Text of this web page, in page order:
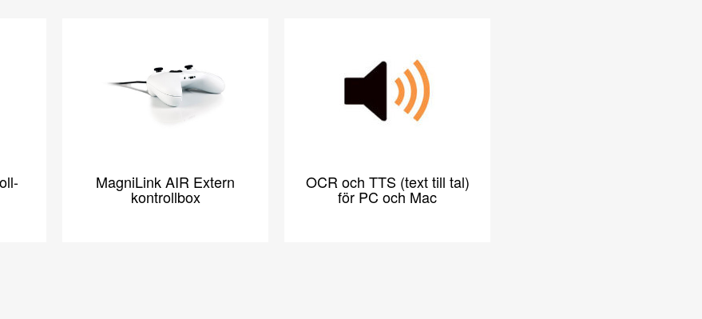
MagniLink AIR Extern
kontrollbox
OCR och TTS (text till tal)
för PC och Mac